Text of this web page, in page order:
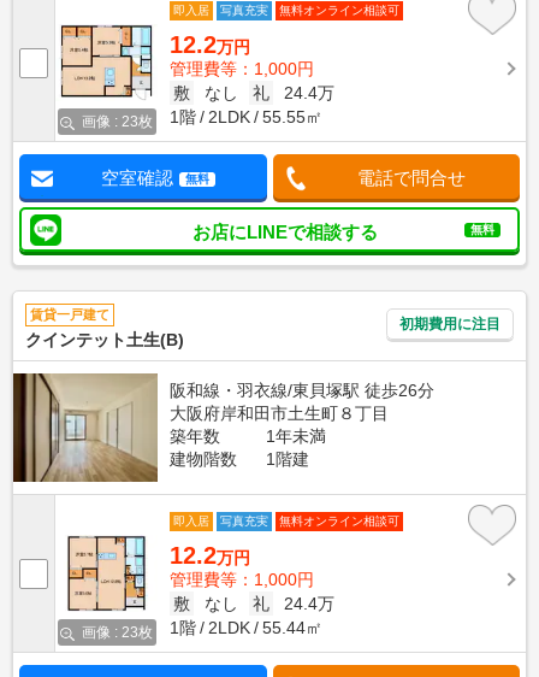
画像 : 23枚
即入居 写真充実 無料オンライン相談可
12.2万円
管理費等：1,000円
敷
なし 礼
24.4万
1階
2LDK 55.55㎡
空室確認 無料 電話で問合せ
お店にLINEで相談する 無料
賃貸一戸建て
クインテット土生(B)
初期費用に注目
阪和線・羽衣線/東貝塚駅 徒歩26分
大阪府岸和田市土生町８丁目
築年数
1年未満
建物階数
1階建
画像 : 23枚
即入居 写真充実 無料オンライン相談可
12.2万円
管理費等：1,000円
敷
なし 礼
24.4万
1階
2LDK 55.44㎡